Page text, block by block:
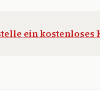
ein kostenloses